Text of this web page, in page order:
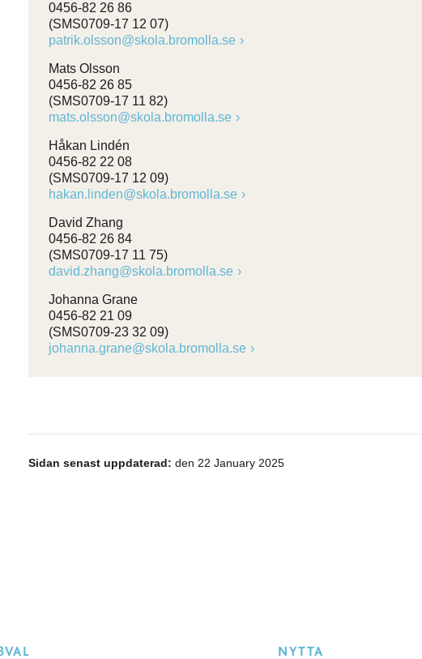
0456-82 26 86
(SMS0709-17 12 07)
patrik.olsson@skola.bromolla.se
Mats Olsson
0456-82 26 85
(SMS0709-17 11 82)
mats.olsson@skola.bromolla.se
Håkan Lindén
0456-82 22 08
(SMS0709-17 12 09)
hakan.linden@skola.bromolla.se
David Zhang
0456-82 26 84
(SMS0709-17 11 75)
david.zhang@skola.bromolla.se
Johanna Grane
0456-82 21 09
(SMS0709-23 32 09)
johanna.grane@skola.bromolla.se
Sidan senast uppdaterad: den 22 January 2025
NYTTA